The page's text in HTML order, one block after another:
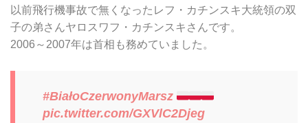
以前飛行機事故で無くなったレフ・カチンスキ大統領の双
子の弟さんヤロスワフ・カチンスキさんです。
2006～2007年は首相も務めていました。
#BiałoCzerwonyMarsz
pic.twitter.com/GXVlC2Djeg